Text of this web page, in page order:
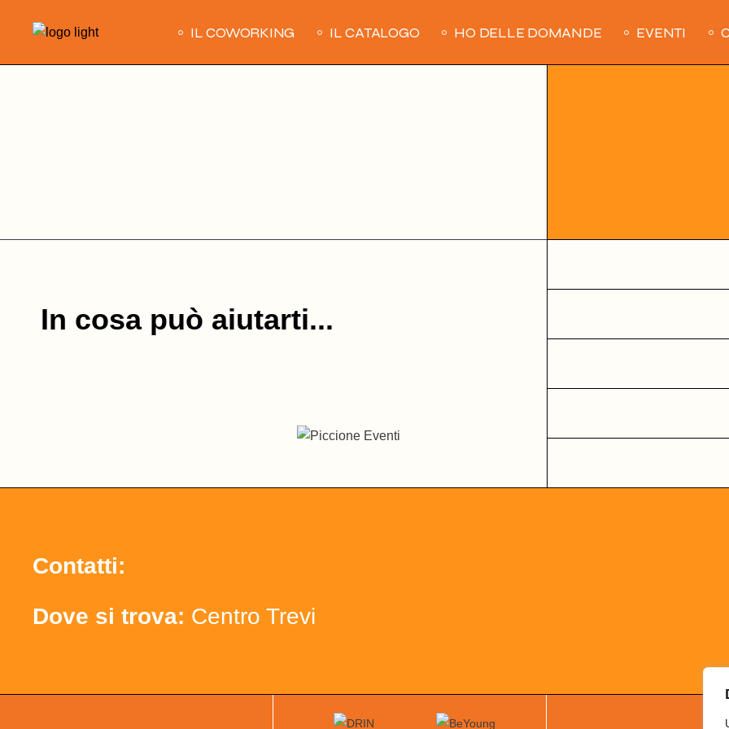
IL COWORKING IL CATALOGO HO DELLE DOMANDE EVENTI
In cosa può aiutarti...
Contatti:
Dove si trova: Centro Trevi